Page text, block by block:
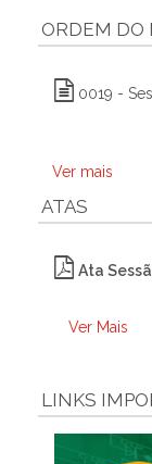
ORDEM DO
0019 -
Ver mais
ATAS
Ata
Ver Mais
LINKS